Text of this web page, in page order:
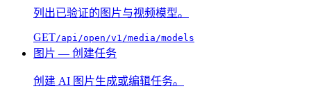
列出已验证的图片与视频模型。
GET/api/open/v1/media/models
图片 — 创建任务
创建 AI 图片生成或编辑任务。